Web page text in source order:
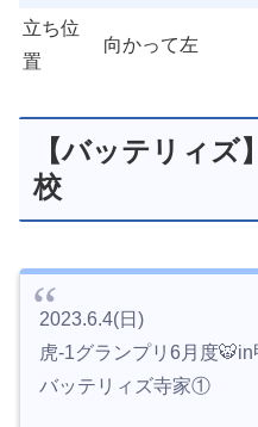
立ち位
置
向かって左
【バッテリィズ
校
2023.6.4(日)
虎-1グランプリ6月度
バッテリィズ寺家①